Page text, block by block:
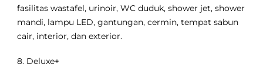
fasilitas wastafel, urinoir, WC duduk, shower jet, shower
mandi, lampu LED, gantungan, cermin, tempat sabun
cair, interior, dan exterior.
8. Deluxe+